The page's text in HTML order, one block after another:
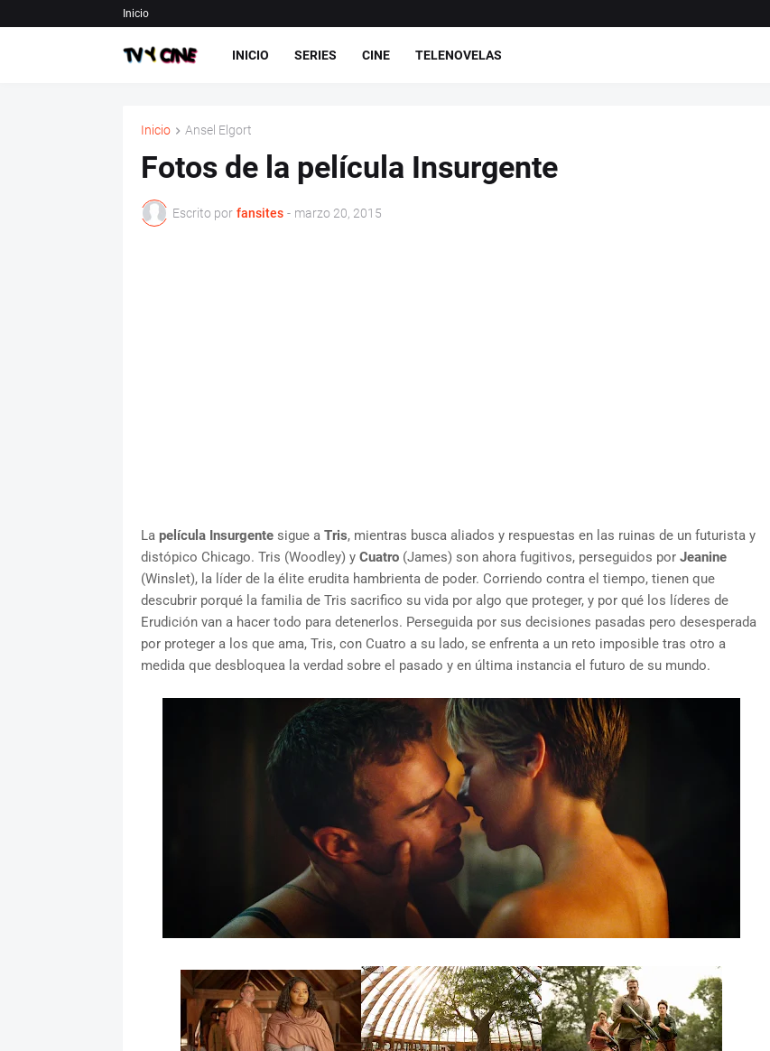
Inicio
INICIO SERIES CINE TELENOVELAS
Inicio Ansel Elgort
Fotos de la película Insurgente
Escrito por fansites - marzo 20, 2015
La película Insurgentesigue a Tris, mientras busca aliados y respuestas en las ruinas de un futurista y
distópico Chicago. Tris (Woodley) y Cuatro(James) son ahora fugitivos, perseguidos por Jeanine
(Winslet), la líder de la élite erudita hambrienta de poder. Corriendo contra el tiempo, tienen que
descubrir porqué la familia de Tris sacrifico su vida por algo que proteger, y por qué los líderes de
Erudición van a hacer todo para detenerlos. Perseguida por sus decisiones pasadas pero desesperada
por proteger a los que ama, Tris, con Cuatro a su lado, se enfrenta a un reto imposible tras otro a
medida que desbloquea la verdad sobre el pasado y en última instancia el futuro de su mundo.